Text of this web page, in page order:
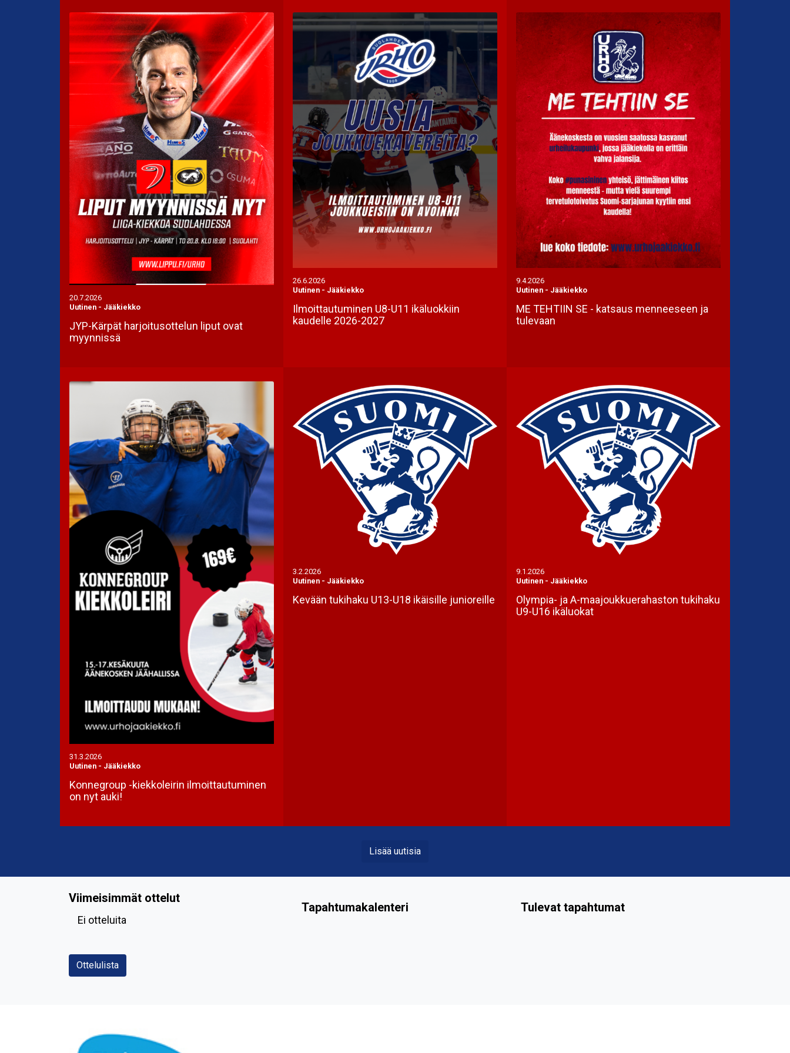
20.7.2026
Uutinen - Jääkiekko
JYP-Kärpät harjoitusottelun liput ovat
myynnissä
26.6.2026
Uutinen - Jääkiekko
Ilmoittautuminen U8-U11 ikäluokkiin
kaudelle 2026-2027
9.4.2026
Uutinen - Jääkiekko
ME TEHTIIN SE - katsaus menneeseen ja
tulevaan
31.3.2026
Uutinen - Jääkiekko
Konnegroup -kiekkoleirin ilmoittautuminen
on nyt auki!
3.2.2026
Uutinen - Jääkiekko
Kevään tukihaku U13-U18 ikäisille junioreille
9.1.2026
Uutinen - Jääkiekko
Olympia- ja A-maajoukkuerahaston tukihaku
U9-U16 ikäluokat
Lisää uutisia
Viimeisimmät ottelut
Ei otteluita
Ottelulista
Tapahtumakalenteri Tulevat tapahtumat